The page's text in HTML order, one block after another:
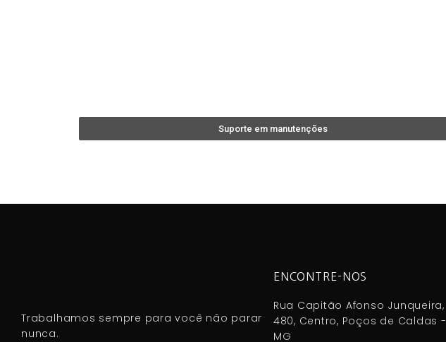
Suporte em manutenções
Trabalhamos sempre para você não parar
nunca.
ENCONTRE-NOS
Rua Capitão Afonso Junqueira,
480, Centro, Poços de Caldas -
MG